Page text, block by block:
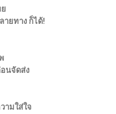
ายทาง ก็ได้!
นจัดส่ง
ามใส่ใจ